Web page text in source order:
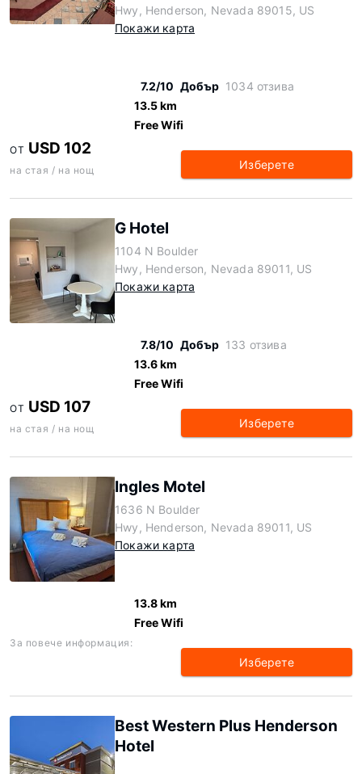
Hwy, Henderson, Nevada 89015, US
Покажи карта
7.2/10 Добър 1034 отзива
13.5 km
Free Wifi
ОТ USD 102
на стая / на нощ Изберете
G Hotel
1104 N Boulder
Hwy, Henderson, Nevada 89011, US
Покажи карта
7.8/10 Добър 133 отзива
13.6 km
Free Wifi
ОТ USD 107
на стая / на нощ Изберете
Ingles Motel
1636 N Boulder
Hwy, Henderson, Nevada 89011, US
Покажи карта
13.8 km
Free Wifi
За повече информация:
Изберете
Best Western Plus Henderson
Hotel